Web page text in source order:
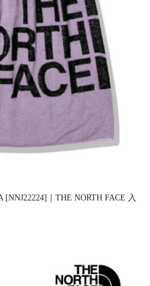
[NNJ22224]｜THE NORTH FACE 入